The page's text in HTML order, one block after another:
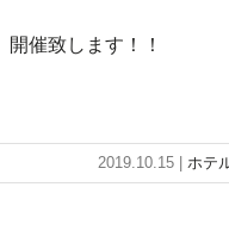
催致します！！
2019.10.15 | ホテ